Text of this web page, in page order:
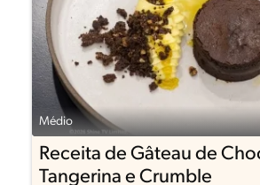
Médio
Receita de Gâteau de
Tangerina e Crumble